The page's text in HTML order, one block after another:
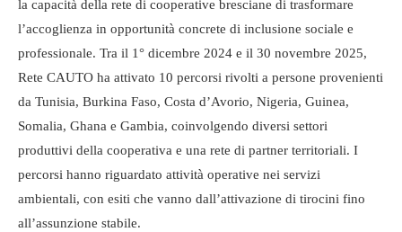
la capacità della rete di cooperative bresciane di trasformare
l’accoglienza in opportunità concrete di inclusione sociale e
professionale. Tra il 1° dicembre 2024 e il 30 novembre 2025,
Rete CAUTO ha attivato 10 percorsi rivolti a persone provenienti
da Tunisia, Burkina Faso, Costa d’Avorio, Nigeria, Guinea,
Somalia, Ghana e Gambia, coinvolgendo diversi settori
produttivi della cooperativa e una rete di partner territoriali. I
percorsi hanno riguardato attività operative nei servizi
ambientali, con esiti che vanno dall’attivazione di tirocini fino
all’assunzione stabile.